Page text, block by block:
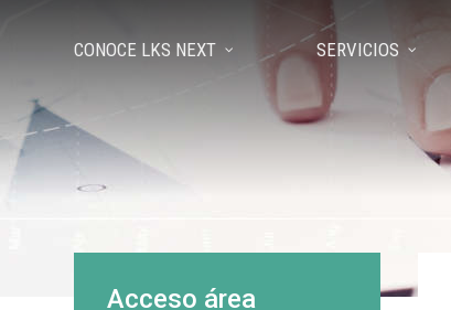
CONOCE LKS NEXT SERVICIOS
Acceso área